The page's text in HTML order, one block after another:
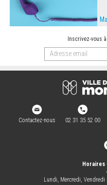
Inscrivez-vous
Contactez-nous 02 31 35 52 00
Horaires
Lundi, Mercredi, Vendredi